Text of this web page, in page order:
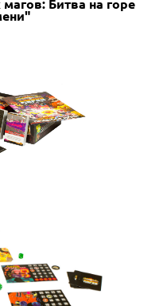
Битва на горе